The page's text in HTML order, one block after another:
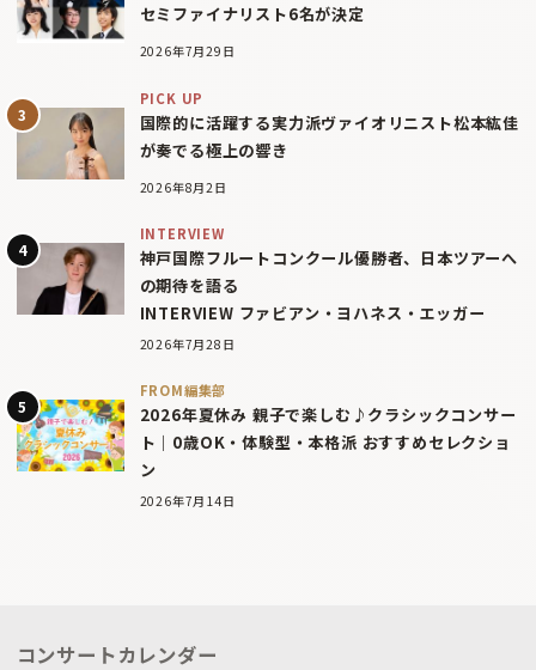
セミファイナリスト6名が決定
2026年7月29日
PICK UP
国際的に活躍する実力派ヴァイオリニスト松本紘佳
が奏でる極上の響き
2026年8月2日
INTERVIEW
神戸国際フルートコンクール優勝者、日本ツアーへ
の期待を語る
INTERVIEW ファビアン・ヨハネス・エッガー
2026年7月28日
FROM編集部
2026年夏休み 親子で楽しむ♪クラシックコンサー
ト｜0歳OK・体験型・本格派 おすすめセレクショ
ン
2026年7月14日
コンサートカレンダー